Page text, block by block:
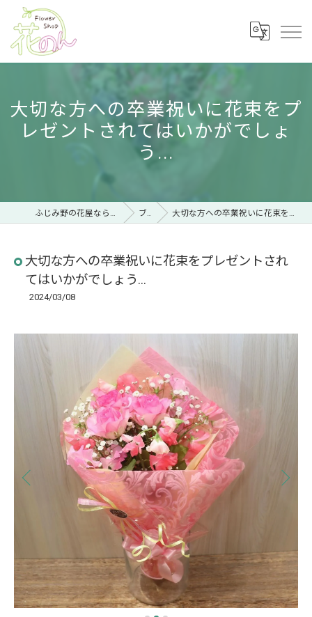
大切な方への卒業祝いに花束をプ
レゼントされてはいかがでしょ
う...
ふじみ野の花屋ならフラワーショップ 花のん ブログ 大切な方への卒業祝いに花束をプレゼントされてはいかがでしょう...
大切な方への卒業祝いに花束をプレゼントされ
てはいかがでしょう...
2024/03/08